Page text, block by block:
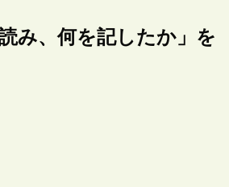
み、何を記したか」を